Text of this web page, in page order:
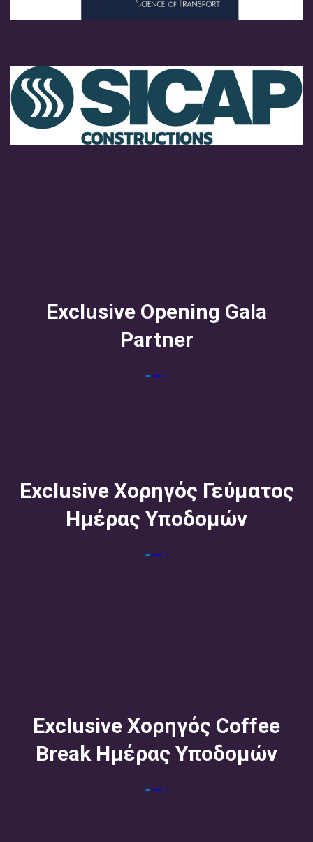
Exclusive Opening Gala
Partner
Exclusive Χορηγός Γεύματος
Ημέρας Υποδομών
Exclusive Χορηγός Coffee
Break Ημέρας Υποδομών